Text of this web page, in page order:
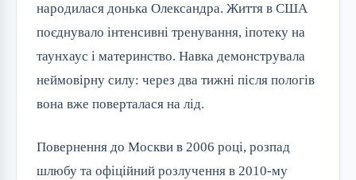
народилася донька Олександра. Життя в США
поєднувало інтенсивні тренування, іпотеку на
таунхаус і материнство. Навка демонструвала
неймовірну силу: через два тижні після пологів
вона вже поверталася на лід.
Повернення до Москви в 2006 році, розпад
шлюбу та офіційний розлучення в 2010-му